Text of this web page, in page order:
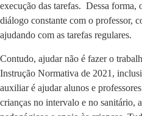
execução das tarefas. Dessa forma,
diálogo constante com o professor,
ajudando com as tarefas regulares.
Contudo, ajudar não é fazer o
Instrução Normativa de 2021,
auxiliar é ajudar alunos e
crianças no intervalo e no sanitário,